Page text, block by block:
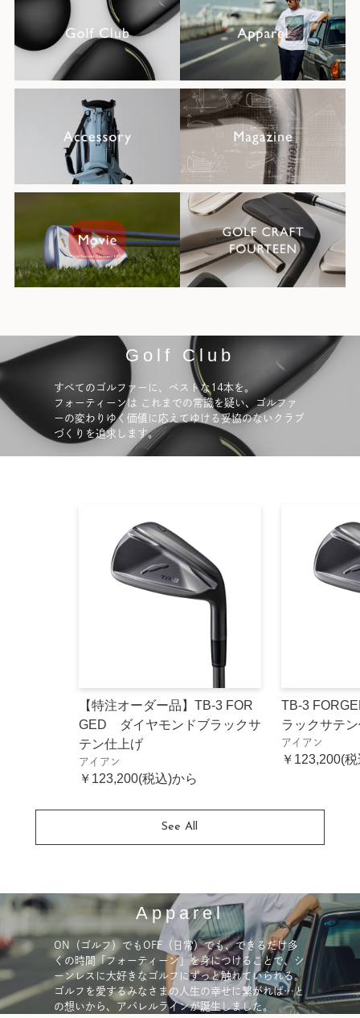
Golf Club
すべてのゴルファーに、ベストな14本を。
フォーティーンは これまでの常識を疑い、ゴルファ
ーの変わりゆく価値に応えてゆける妥協のないクラブ
づくりを追求します。
【特注オーダー品】TB-3 FOR
GED ダイヤモンドブラックサ
テン仕上げ
アイアン
￥123,200(税込)から
TB-3
ラックサテ
アイアン
￥123,200(
See All
Apparel
ON（ゴルフ）でもOFF（日常）でも、できるだけ多
くの時間「フォーティーン」を身につけることで、シ
ーンレスに大好きなゴルフにずっと触れていられる。
ゴルフを愛するみなさまの人生の幸せに繋がれば…と
の想いから、アパレルラインが誕生しました。